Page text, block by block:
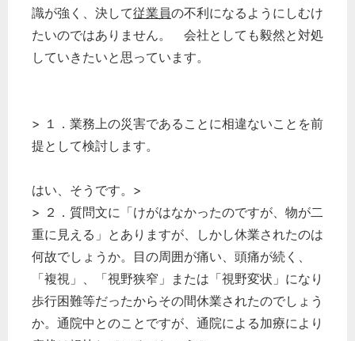
識が強く、決して従業員の不利になるようにしむけ
たいのではありません。 会社としても毅然と対処
していきたいと思っています。
> １．業務上の災害であることに相違ないことを前
提として検討します。
はい、そうです。>
> ２．質問文に「けがはなかったのですが、物が二
重に見える」とありますが、しかし休業されたのは
何故でしょうか。目の周囲が痛い、頭痛が続く、
「複視」、「視野狭窄」または「視野変状」になり
歩行困難等だったからその間休業されたのでしょう
か。通院中とのことですが、通院による加療により